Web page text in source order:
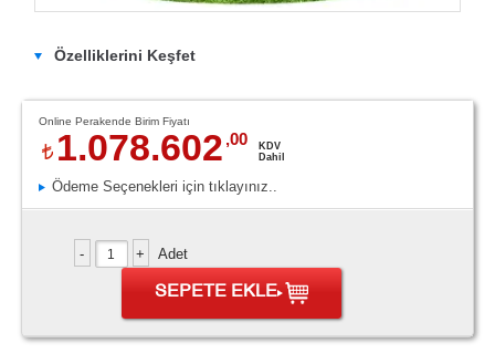
Özelliklerini Keşfet
Online Perakende Birim Fiyatı
1.078.602 ,00
KDV
Dahil
Ödeme Seçenekleri için tıklayınız..
Adet
SEPETE EKLE